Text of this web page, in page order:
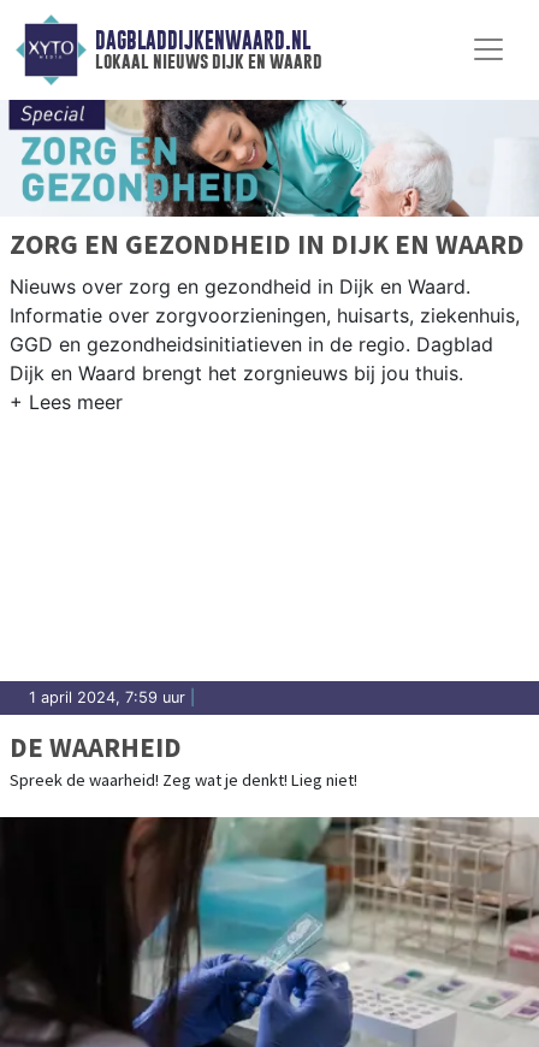
DAGBLADDIJKENWAARD.NL
lokaal nieuws dijk en waard
ZORG EN GEZONDHEID IN DIJK EN WAARD
Nieuws over zorg en gezondheid in Dijk en Waard.
Informatie over zorgvoorzieningen, huisarts, ziekenhuis,
GGD en gezondheidsinitiatieven in de regio. Dagblad
Dijk en Waard brengt het zorgnieuws bij jou thuis.
1 april 2024, 7:59 uur
DE WAARHEID
Spreek de waarheid! Zeg wat je denkt! Lieg niet!